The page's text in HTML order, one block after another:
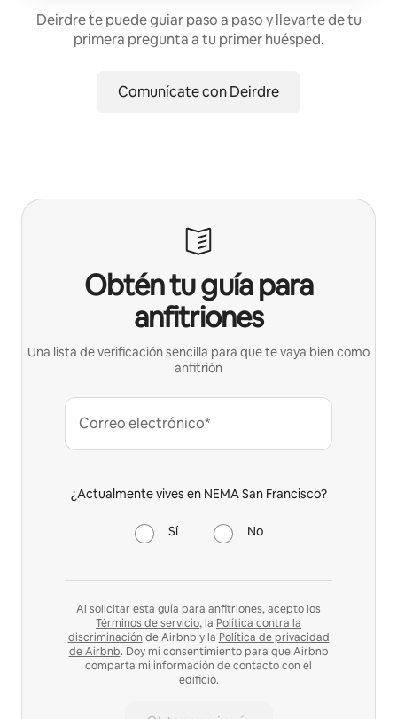
Deirdre te puede guiar paso a paso y llevarte de tu
primera pregunta a tu primer huésped.
Comunícate con Deirdre
Obtén tu guía para
anfitriones
Una lista de verificación sencilla para que te vaya bien como
anfitrión
Correo electrónico*
¿Actualmente vives en NEMA San Francisco?
Sí No
Al solicitar esta guía para anfitriones, acepto los
Términos de servicio, la Política contra la
discriminación de Airbnb y la Política de privacidad
de Airbnb. Doy mi consentimiento para que Airbnb
comparta mi información de contacto con el
edificio.